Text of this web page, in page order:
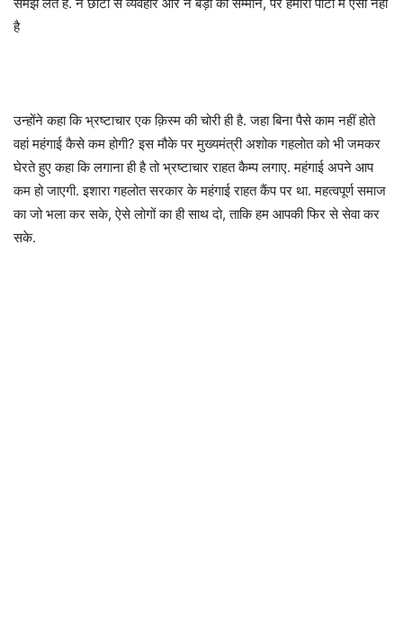
है
उन्होंने कहा कि भ्रष्टाचार एक क़िस्म की चोरी ही है. जहा बिना पैसे काम नहीं होते
वहां महंगाई कैसे कम होगी? इस मौके पर मुख्यमंत्री अशोक गहलोत को भी जमकर
घेरते हुए कहा कि लगाना ही है तो भ्रष्टाचार राहत कैम्प लगाए. महंगाई अपने आप
कम हो जाएगी. इशारा गहलोत सरकार के महंगाई राहत कैंप पर था. महत्वपूर्ण समाज
का जो भला कर सके, ऐसे लोगों का ही साथ दो, ताकि हम आपकी फिर से सेवा कर
सके.